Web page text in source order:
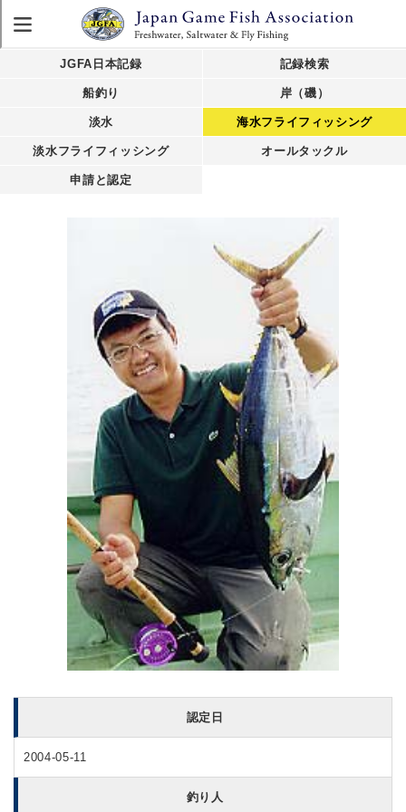
JGFA日本記録 記録検索
船釣り 岸（磯）
淡水 海水フライフィッシング
淡水フライフィッシング オールタックル
申請と認定
認定日
2004-05-11
釣り人